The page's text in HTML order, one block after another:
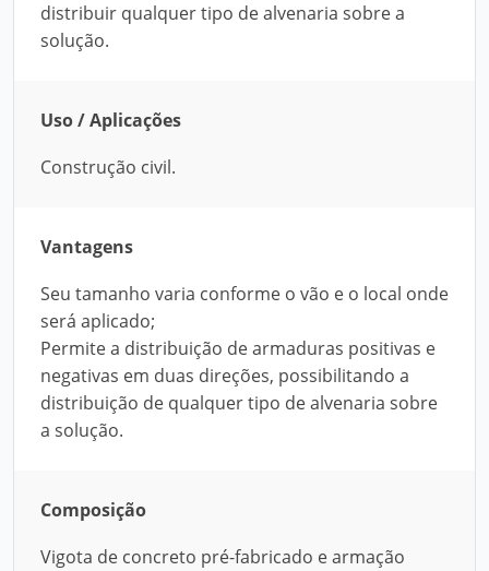
distribuir qualquer tipo de alvenaria sobre a
solução.
Uso / Aplicações
Construção civil.
Vantagens
Seu tamanho varia conforme o vão e o local onde
será aplicado;
Permite a distribuição de armaduras positivas e
negativas em duas direções, possibilitando a
distribuição de qualquer tipo de alvenaria sobre
a solução.
Composição
Vigota de concreto pré-fabricado e armação